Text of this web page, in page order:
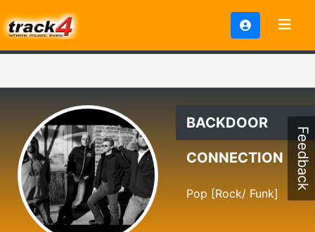
BACKDOOR
CONNECTION
Pop [Rock/ Funk]
Feedback